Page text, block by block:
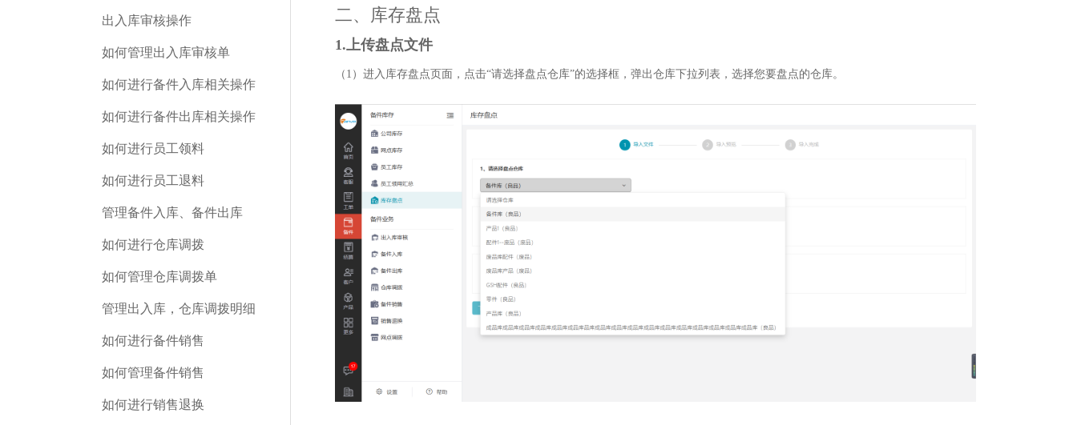
出入库审核操作
如何管理出入库审核单
如何进行备件入库相关操作
如何进行备件出库相关操作
如何进行员工领料
如何进行员工退料
管理备件入库、备件出库
如何进行仓库调拨
如何管理仓库调拨单
管理出入库，仓库调拨明细
如何进行备件销售
如何管理备件销售
如何进行销售退换
二、库存盘点
1.上传盘点文件
（1）进入库存盘点页面，点击“请选择盘点仓库”的选择框，弹出仓库下拉列表，选择您要盘点的仓库。